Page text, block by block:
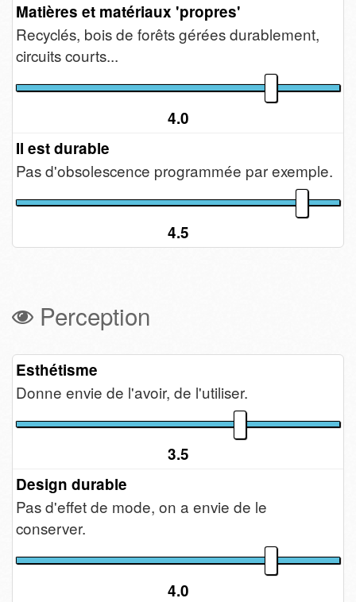
Matières et matériaux 'propres'
Recyclés, bois de forêts gérées durablement,
circuits courts...
4.0
Il est durable
Pas d'obsolescence programmée par exemple.
4.5
Perception
Esthétisme
Donne envie de l'avoir, de l'utiliser.
3.5
Design durable
Pas d'effet de mode, on a envie de le
conserver.
4.0